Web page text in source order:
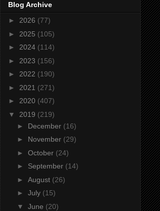
Blog Archive
► 2026 (77)
► 2025 (105)
► 2024 (114)
► 2023 (156)
► 2022 (190)
► 2021 (271)
► 2020 (407)
▼ 2019 (219)
► December (16)
► November (29)
► October (24)
► September (14)
► August (26)
► July (15)
▼ June (20)